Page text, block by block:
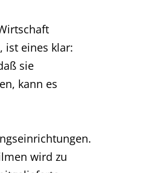
ist eines klar:
sie
kann es
wird zu